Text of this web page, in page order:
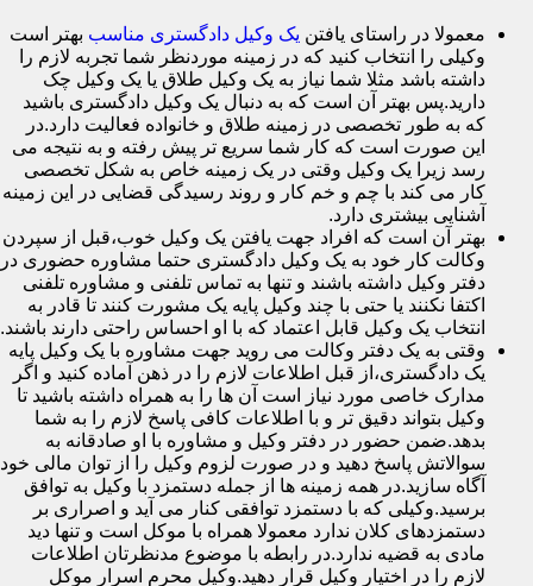
معمولا در راستای یافتن یک وکیل دادگستری مناسب بهتر است
وکیلی را انتخاب کنید که در زمینه موردنظر شما تجربه لازم را
داشته باشد مثلا شما نیاز به یک وکیل طلاق یا یک وکیل چک
دارید.پس بهتر آن است که به دنبال یک وکیل دادگستری باشید
که به طور تخصصی در زمینه طلاق و خانواده فعالیت دارد.در
این صورت است که کار شما سریع تر پیش رفته و به نتیجه می
رسد زیرا یک وکیل وقتی در یک زمینه خاص به شکل تخصصی
کار می کند با چم و خم کار و روند رسیدگی قضایی در این زمینه
آشنایی بیشتری دارد.
بهتر آن است که افراد جهت یافتن یک وکیل خوب،قبل از سپردن
وکالت کار خود به یک وکیل دادگستری حتما مشاوره حضوری در
دفتر وکیل داشته باشند و تنها به تماس تلفنی و مشاوره تلفنی
اکتفا نکنند یا حتی با چند وکیل پایه یک مشورت کنند تا قادر به
انتخاب یک وکیل قابل اعتماد که با او احساس راحتی دارند باشند.
وقتی به یک دفتر وکالت می روید جهت مشاوره با یک وکیل پایه
یک دادگستری،از قبل اطلاعات لازم را در ذهن آماده کنید و اگر
مدارک خاصی مورد نیاز است آن ها را به همراه داشته باشید تا
وکیل بتواند دقیق تر و با اطلاعات کافی پاسخ لازم را به شما
بدهد.ضمن حضور در دفتر وکیل و مشاوره با او صادقانه به
سوالاتش پاسخ دهید و در صورت لزوم وکیل را از توان مالی خود
آگاه سازید.در همه زمینه ها از جمله دستمزد با وکیل به توافق
برسید.وکیلی که با دستمزد توافقی کنار می آید و اصراری بر
دستمزدهای کلان ندارد معمولا همراه با موکل است و تنها دید
مادی به قضیه ندارد.در رابطه با موضوع مدنظرتان اطلاعات
لازم را در اختیار وکیل قرار دهید.وکیل محرم اسرار موکل